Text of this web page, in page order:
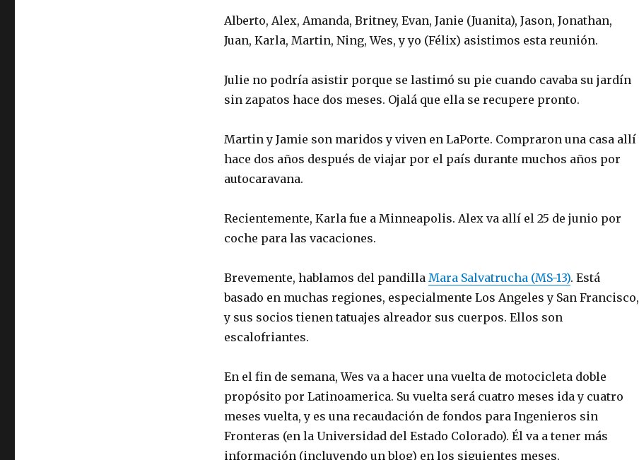
Alberto, Alex, Amanda, Britney, Evan, Janie (Juanita), Jason, Jonathan,
Juan, Karla, Martin, Ning, Wes, y yo (Félix) asistimos esta reunión.
Julie no podría asistir porque se lastimó su pie cuando cavaba su jardín
sin zapatos hace dos meses. Ojalá que ella se recupere pronto.
Martin y Jamie son maridos y viven en LaPorte. Compraron una casa allí
hace dos años después de viajar por el país durante muchos años por
autocaravana.
Recientemente, Karla fue a Minneapolis. Alex va allí el 25 de junio por
coche para las vacaciones.
Brevemente, hablamos del pandilla Mara Salvatrucha (MS-13). Está
basado en muchas regiones, especialmente Los Angeles y San Francisco,
y sus socios tienen tatuajes alreador sus cuerpos. Ellos son
escalofriantes.
En el fin de semana, Wes va a hacer una vuelta de motocicleta doble
propósito por Latinoamerica. Su vuelta será cuatro meses ida y cuatro
meses vuelta, y es una recaudación de fondos para Ingenieros sin
Fronteras (en la Universidad del Estado Colorado). Él va a tener más
información (incluyendo un blog) en los siguientes meses.